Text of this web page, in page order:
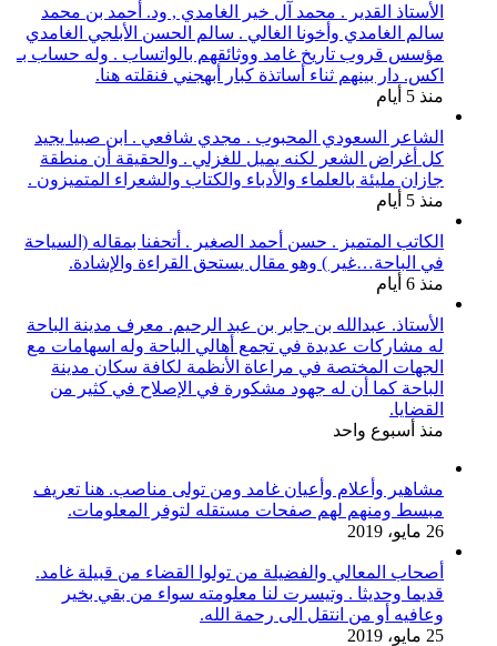
الأستاذ القدير . محمد آل خير الغامدي , ود. أحمد بن محمد
سالم الغامدي وأخونا الغالي . سالم الحسن الأبلجي الغامدي
مؤسس قروب تاريخ غامد ووثائقهم بالواتساب . وله حساب بـ
اكس. دار بينهم ثناء أساتذة كبار أبهجني فنقلته هنا.
منذ 5 أيام
الشاعر السعودي المحبوب . مجدي شافعي . ابن صبيا يجيد
كل أغراض الشعر لكنه يميل للغزلي . والحقيقة أن منطقة
جازان مليئة بالعلماء والأدباء والكتاب والشعراء المتميزون .
منذ 5 أيام
الكاتب المتميز . حسن أحمد الصغير . أتحفنا بمقاله (السياحة
في الباحة…غير ) وهو مقال يستحق القراءة والإشادة.
منذ 6 أيام
الأستاذ. عبدالله بن جابر بن عبد الرحيم. معرف مدينة الباحة
له مشاركات عديدة في تجمع أهالي الباحة وله اسهامات مع
الجهات المختصة في مراعاة الأنظمة لكافة سكان مدينة
الباحة كما أن له جهود مشكورة في الإصلاح في كثير من
القضايا.
منذ أسبوع واحد
مشاهير وأعلام وأعيان غامد ومن تولى مناصب. هنا تعريف
مبسط ومنهم لهم صفحات مستقله لتوفر المعلومات.
26 مايو، 2019
أصحاب المعالي والفضيلة من تولوا القضاء من قبيلة غامد.
قديما وحديثا . وتيسرت لنا معلومته سواء من بقي بخير
وعافيه أو من انتقل الى رحمة الله.
25 مايو، 2019